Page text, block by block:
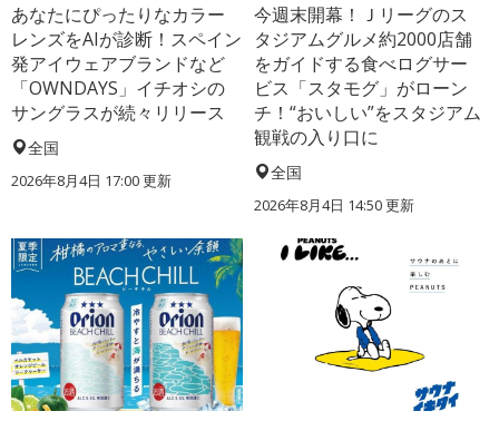
あなたにぴったりなカラー
レンズをAIが診断！スペイン
発アイウェアブランドなど
「OWNDAYS」イチオシの
サングラスが続々リリース
全国
2026年8月4日 17:00更新
今週末開幕！Ｊリーグのス
タジアムグルメ約2000店舗
をガイドする食べログサー
ビス「スタモグ」がローン
チ！“おいしい”をスタジアム
観戦の入り口に
全国
2026年8月4日 14:50更新